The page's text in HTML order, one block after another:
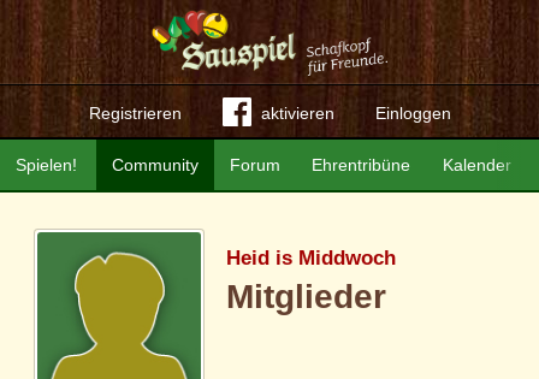
Registrieren aktivieren Einloggen
Community Forum Ehrentribüne Kalender
Spielen!
Heid is Middwoch
Mitglieder